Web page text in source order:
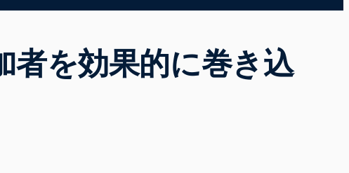
者を効果的に巻き込